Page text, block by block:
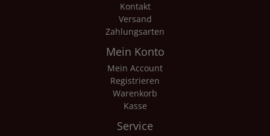
Kontakt
Versand
Zahlungsarten
Mein Konto
Mein Account
Registrieren
Warenkorb
Kasse
Service